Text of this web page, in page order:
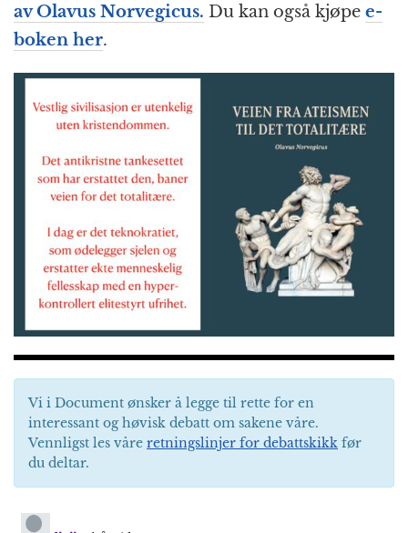
av Olavus Norvegicus. Du kan også kjøpe e-
boken her.
Vi i Document ønsker å legge til rette for en
interessant og høvisk debatt om sakene våre.
Vennligst les våre retningslinjer for debattskikk før
du deltar.